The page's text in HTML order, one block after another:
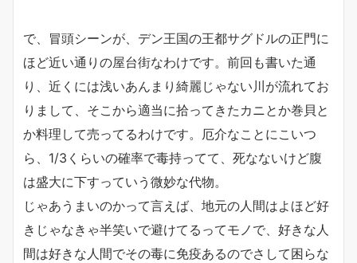
で、冒頭シーンが、デン王国の王都サグドルの正門に
ほど近い通りの屋台街なわけです。前回も書いた通
り、近くには浅いあんまり綺麗じゃない川が流れてお
りまして、そこから適当に拾ってきたカニとか巻貝と
か料理して売ってるわけです。厄介なことにこいつ
ら、1/3くらいの確率で毒持ってて、死なないけど腹
は盛大に下すっていう微妙な代物。
じゃあうまいのかって言えば、地元の人間はよほど好
きじゃなきゃ半笑いで避けてるってモノで、好きな人
間は好きな人間でその毒に免疫あるのでさして困らな